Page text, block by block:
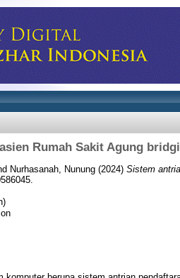
Rumah Sakit Agung
Nurhasanah, Nunung (2024) Sistem